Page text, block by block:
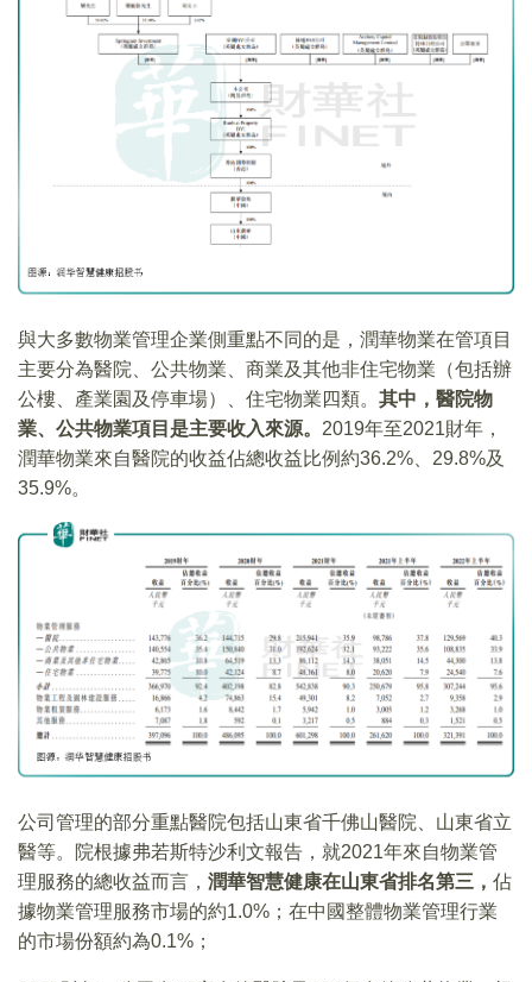
與大多數物業管理企業側重點不同的是，潤華物業在管項目
主要分為醫院、公共物業、商業及其他非住宅物業（包括辦
公樓、產業園及停車場）、住宅物業四類。 其中，醫院物
業、公共物業項目是主要收入來源。 2019年至2021財年，
潤華物業來自醫院的收益佔總收益比例約36.2%、29.8%及
35.9%。
公司管理的部分重點醫院包括山東省千佛山醫院、山東省立
醫等。院根據弗若斯特沙利文報告，就2021年來自物業管
理服務的總收益而言， 潤華智慧健康在山東省排名第三， 佔
據物業管理服務市場的約1.0%；在中國整體物業管理行業
的市場份額約為0.1%；